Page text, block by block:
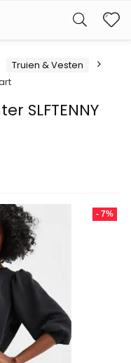
Truien & Vesten
SLFTENNY
- 7%